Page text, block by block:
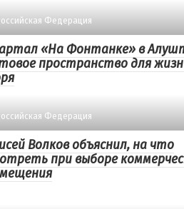
Федерация
«На Фонтанке» в
пространство для
Федерация
Волков объяснил, на что
при выборе